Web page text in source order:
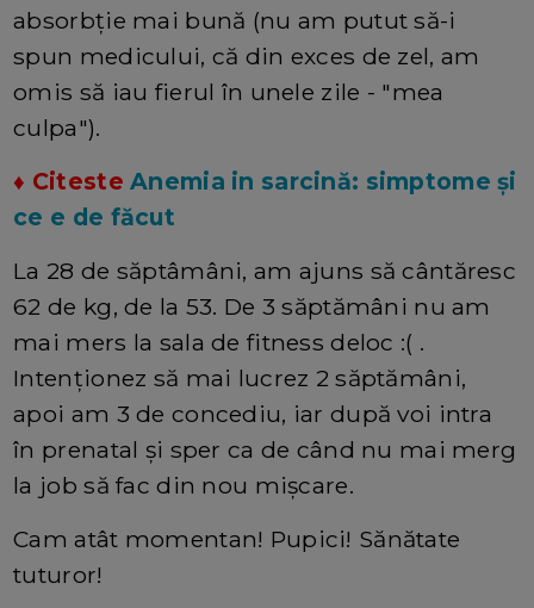
absorbție mai bună (nu am putut să-i
spun medicului, că din exces de zel, am
omis să iau fierul în unele zile - "mea
culpa").
♦ Citeste Anemia in sarcină: simptome și
ce e de făcut
La 28 de săptâmâni, am ajuns să cântăresc
62 de kg, de la 53. De 3 săptămâni nu am
mai mers la sala de fitness deloc :( .
Intenționez să mai lucrez 2 săptămâni,
apoi am 3 de concediu, iar după voi intra
în prenatal și sper ca de când nu mai merg
la job să fac din nou mișcare.
Cam atât momentan! Pupici! Sănătate
tuturor!